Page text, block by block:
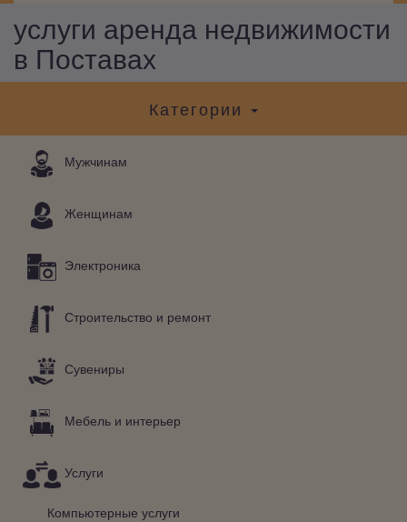
услуги аренда недвижимости
в Поставах
Категории
Мужчинам
Женщинам
Электроника
Строительство и ремонт
Сувениры
Мебель и интерьер
Услуги
Компьютерные услуги